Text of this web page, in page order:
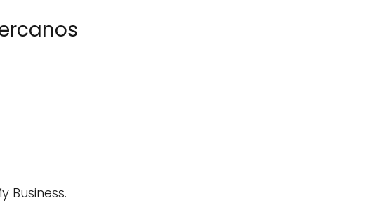
Business.